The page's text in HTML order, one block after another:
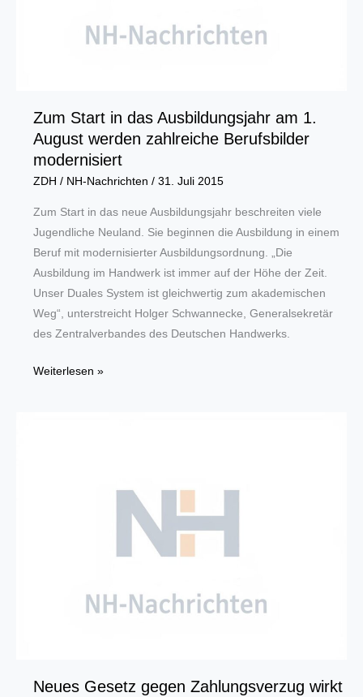
Zum Start in das Ausbildungsjahr am 1.
August werden zahlreiche Berufsbilder
modernisiert
ZDH / NH-Nachrichten / 31. Juli 2015
Zum Start in das neue Ausbildungsjahr beschreiten viele
Jugendliche Neuland. Sie beginnen die Ausbildung in einem
Beruf mit modernisierter Ausbildungsordnung. „Die
Ausbildung im Handwerk ist immer auf der Höhe der Zeit.
Unser Duales System ist gleichwertig zum akademischen
Weg“, unterstreicht Holger Schwannecke, Generalsekretär
des Zentralverbandes des Deutschen Handwerks.
Zum
modernisiert
Weiterlesen »
Neues Gesetz gegen Zahlungsverzug wirkt